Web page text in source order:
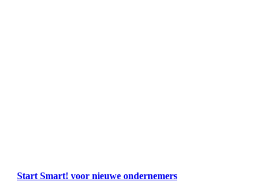
Start Smart! voor nieuwe ondernemers